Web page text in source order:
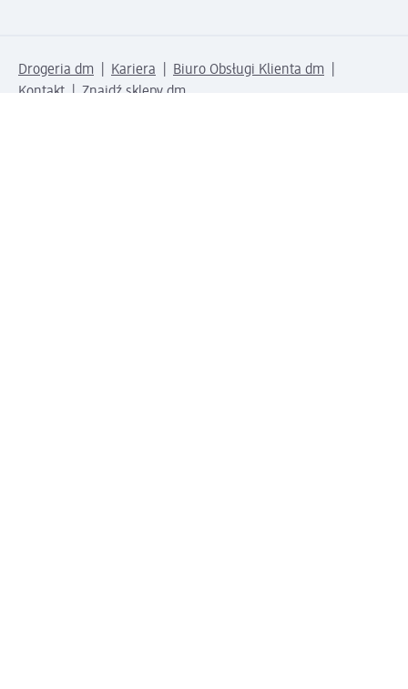
Drogeria dm Kariera
Biuro Obsługi Klienta dm
Kontakt
Znajdź sklepy dm